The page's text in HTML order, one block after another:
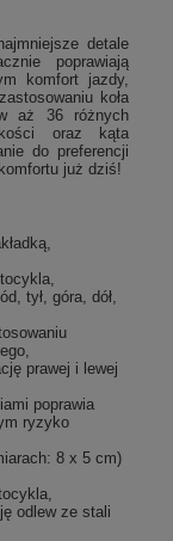
detale
poprawiają
komfort jazdy,
koła
aż 36 różnych
oraz kąta
do preferencji
już dziś!
tył, góra, dół,
prawej i lewej
poprawia
ryzyko
8 x 5 cm)
odlew ze stali